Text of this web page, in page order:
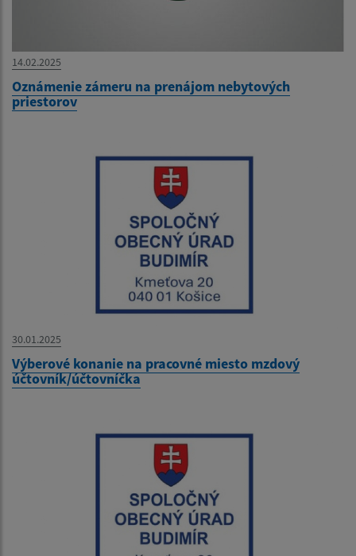
14.02.2025
Oznámenie zámeru na prenájom nebytových
priestorov
30.01.2025
Výberové konanie na pracovné miesto mzdový
účtovník/účtovníčka